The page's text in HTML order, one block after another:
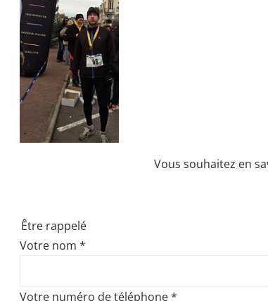
Vous souhaitez en
Être rappelé
Votre nom *
Votre numéro de téléphone*